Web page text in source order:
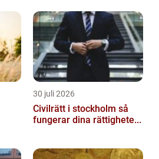
30 juli 2026
Civilrätt i stockholm så
fungerar dina rättighete...